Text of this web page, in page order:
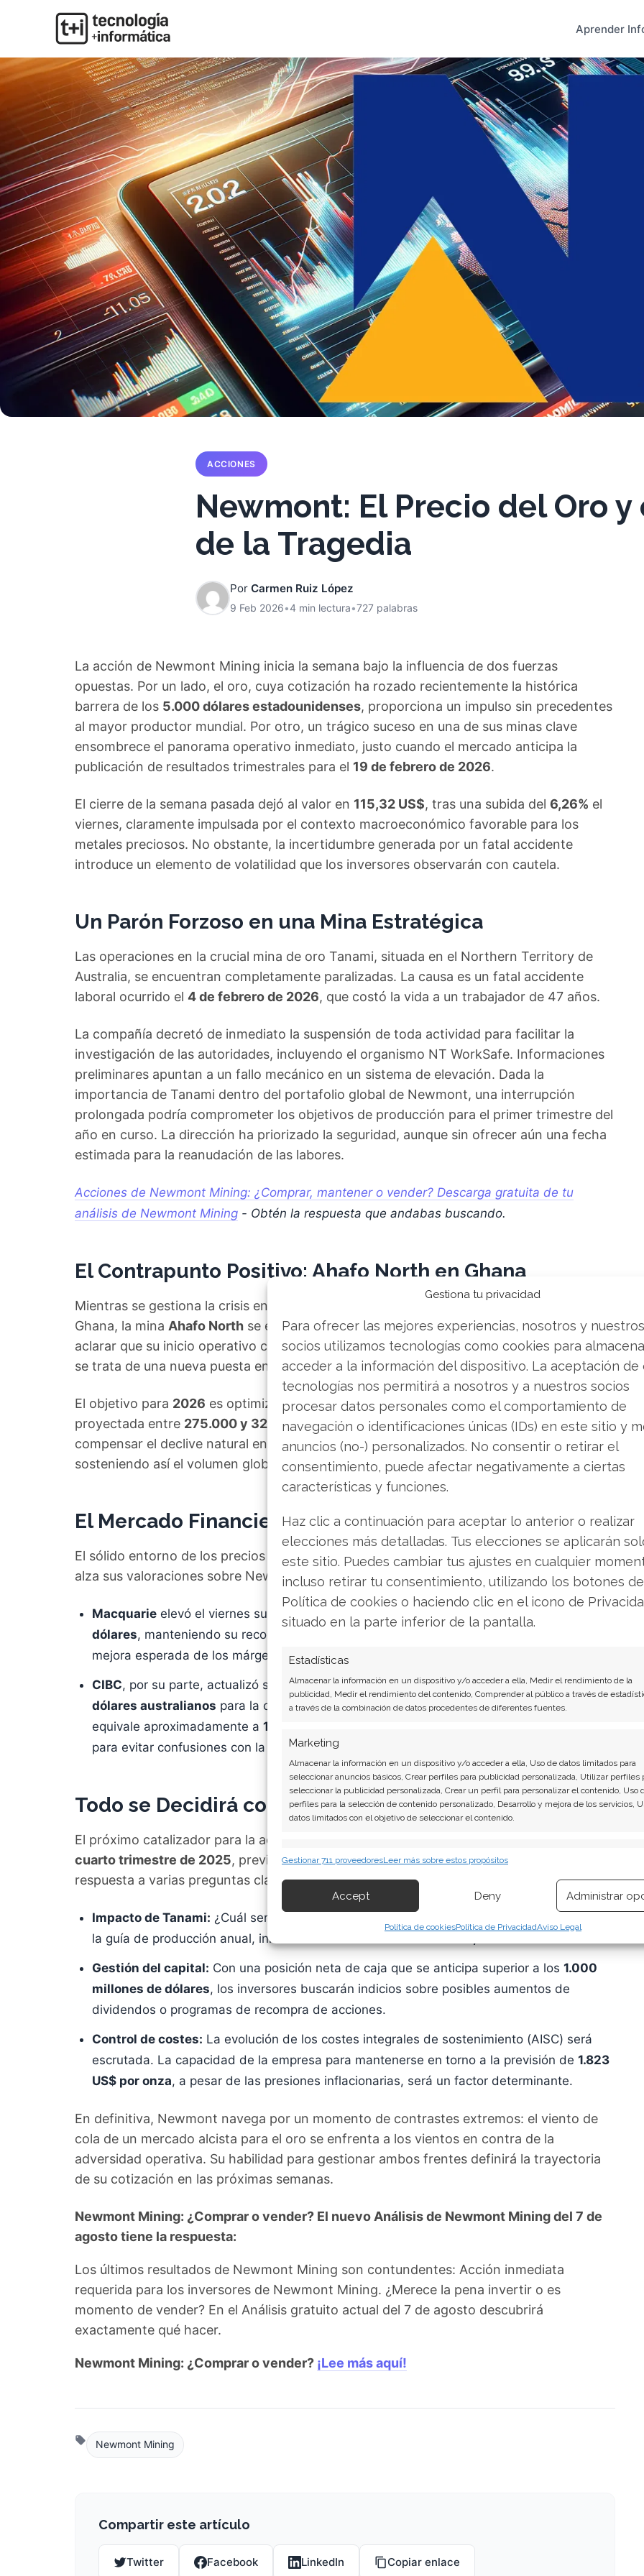
Gestiona tu privacidad
Para ofrecer las mejores experiencias, nosotros y nuestros
socios utilizamos tecnologías como cookies para
acceder a la información del dispositivo. La aceptación de
tecnologías nos permitirá a nosotros y a nuestros socios
procesar datos personales como el comportamiento de
navegación o identificaciones únicas (IDs) en este sitio y
anuncios (no-) personalizados. No consentir o retirar el
consentimiento, puede afectar negativamente a ciertas
características y funciones.
Haz clic a continuación para aceptar lo anterior o realizar
elecciones más detalladas. Tus elecciones se aplicarán
este sitio. Puedes cambiar tus ajustes en cualquier
incluso retirar tu consentimiento, utilizando los botones
Política de cookies o haciendo clic en el icono de
situado en la parte inferior de la pantalla.
Estadísticas
Almacenar la información en un dispositivo y/o acceder a ella, Medir el rendimiento de la
publicidad, Medir el rendimiento del contenido, Comprender al público a través de
a través de la combinación de datos procedentes de diferentes fuentes.
Marketing
Almacenar la información en un dispositivo y/o acceder a ella, Uso de datos limitados para
seleccionar anuncios básicos, Crear perfiles para publicidad personalizada, Utilizar perfiles
seleccionar la publicidad personalizada, Crear un perfil para personalizar el contenido, Uso
perfiles para la selección de contenido personalizado, Desarrollo y mejora de los servicios,
datos limitados con el objetivo de seleccionar el contenido.
información transmitida de forma automática.
Garantizar la seguridad, evitar y detectar fraudes, y eliminar
fallos, Ofrecer y presentar publicidad y contenido, Guardar y
comunicar las preferencias de privacidad.
Gestionar 711 proveedoresLeer más sobre estos propósitos
Accept Deny Administrar
Política de cookiesPolítica de PrivacidadAviso Legal
Aprender
ACCIONES
Newmont: El Precio del Oro y
de la Tragedia
Por Carmen Ruiz López
9 Feb 2026•4 min lectura•727 palabras
La acción de Newmont Mining inicia la semana bajo la influencia de dos fuerzas
opuestas. Por un lado, el oro, cuya cotización ha rozado recientemente la histórica
barrera de los 5.000 dólares estadounidenses, proporciona un impulso sin precedentes
al mayor productor mundial. Por otro, un trágico suceso en una de sus minas clave
ensombrece el panorama operativo inmediato, justo cuando el mercado anticipa la
publicación de resultados trimestrales para el 19 de febrero de 2026.
El cierre de la semana pasada dejó al valor en 115,32 US$, tras una subida del 6,26% el
viernes, claramente impulsada por el contexto macroeconómico favorable para los
metales preciosos. No obstante, la incertidumbre generada por un fatal accidente
introduce un elemento de volatilidad que los inversores observarán con cautela.
Un Parón Forzoso en una Mina Estratégica
Las operaciones en la crucial mina de oro Tanami, situada en el Northern Territory de
Australia, se encuentran completamente paralizadas. La causa es un fatal accidente
laboral ocurrido el 4 de febrero de 2026, que costó la vida a un trabajador de 47 años.
La compañía decretó de inmediato la suspensión de toda actividad para facilitar la
investigación de las autoridades, incluyendo el organismo NT WorkSafe. Informaciones
preliminares apuntan a un fallo mecánico en un sistema de elevación. Dada la
importancia de Tanami dentro del portafolio global de Newmont, una interrupción
prolongada podría comprometer los objetivos de producción para el primer trimestre del
año en curso. La dirección ha priorizado la seguridad, aunque sin ofrecer aún una fecha
estimada para la reanudación de las labores.
Acciones de Newmont Mining: ¿Comprar, mantener o vender? Descarga gratuita de tu
análisis de Newmont Mining - Obtén la respuesta que andabas buscando.
El Contrapunto Positivo: Ahafo North en Ghana
Mientras se gestiona la crisis en Australia, otro proyecto avanza según lo previsto. En
Ghana, la mina Ahafo North se encuentra en su fase de rampa de producción. Es crucial
aclarar que su inicio operativo comercial se produjo enoctubre de 2025, por lo que no
se trata de una nueva puesta en marcha, como algunos rumores de mercado sugerían.
El objetivo para 2026 es optimizar su capacidad para alcanzar una producción anual
proyectada entre 275.000 y 325.000 onzas. Este activo es fundamental para
compensar el declive natural en la extracción de otras minas más maduras del grupo,
sosteniendo así el volumen global de producción.
El Mercado Financiero Mantiene el Optimismo Cautelar
El sólido entorno de los precios del oro ha llevado a varias firmas de análisis a revisar al
alza sus valoraciones sobre Newmont, a pesar de los incidentes operativos:
Macquarie elevó el viernes su precio objetivo para la acción que cotiza en la NYSE a
dólares, manteniendo su recomendación de "Outperform". Su argumento se centra en la
mejora esperada de los márgenes gracias a los precios récord del commodity.
CIBC, por su parte, actualizó sus modelos el4 de febrero, fijando un objetivo de177
dólares australianos para la cotización en la bolsa de Sídney (ASX: NEM). Este importe
equivale aproximadamente a 115 dólares estadounidenses
para evitar confusiones con la cotización neoyorquina.
Todo se Decidirá con las Cifras del 19 de Febrero
El próximo catalizador para la acción será, sin duda, la publicación de los
cuarto trimestre de 2025, prevista para el19 de febrero de 2026. El informe deberá dar
respuesta a varias preguntas clave:
Impacto de Tanami: ¿Cuál será la duración estimada de la paralización y cómo afectará a
la guía de producción anual, inicialmente establecida en torno a
Gestión del capital: Con una posición neta de caja que se anticipa superior a los 1.000
millones de dólares, los inversores buscarán indicios sobre posibles aumentos de
dividendos o programas de recompra de acciones.
Control de costes: La evolución de los costes integrales de sostenimiento (AISC) será
escrutada. La capacidad de la empresa para mantenerse en torno a la previsión de 1.823
US$ por onza, a pesar de las presiones inflacionarias, será un factor determinante.
En definitiva, Newmont navega por un momento de contrastes extremos: el viento de
cola de un mercado alcista para el oro se enfrenta a los vientos en contra de la
adversidad operativa. Su habilidad para gestionar ambos frentes definirá la trayectoria
de su cotización en las próximas semanas.
Newmont Mining: ¿Comprar o vender? El nuevo Análisis de Newmont Mining del 7 de
agosto tiene la respuesta:
Los últimos resultados de Newmont Mining son contundentes: Acción inmediata
requerida para los inversores de Newmont Mining. ¿Merece la pena invertir o es
momento de vender? En el Análisis gratuito actual del 7 de agosto descubrirá
exactamente qué hacer.
Newmont Mining: ¿Comprar o vender? ¡Lee más aquí!
Newmont Mining
Compartir este artículo
Twitter Facebook LinkedIn Copiar enlace